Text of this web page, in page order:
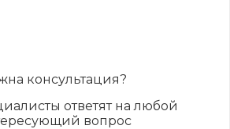
консультация?
ответят на любой
вопрос